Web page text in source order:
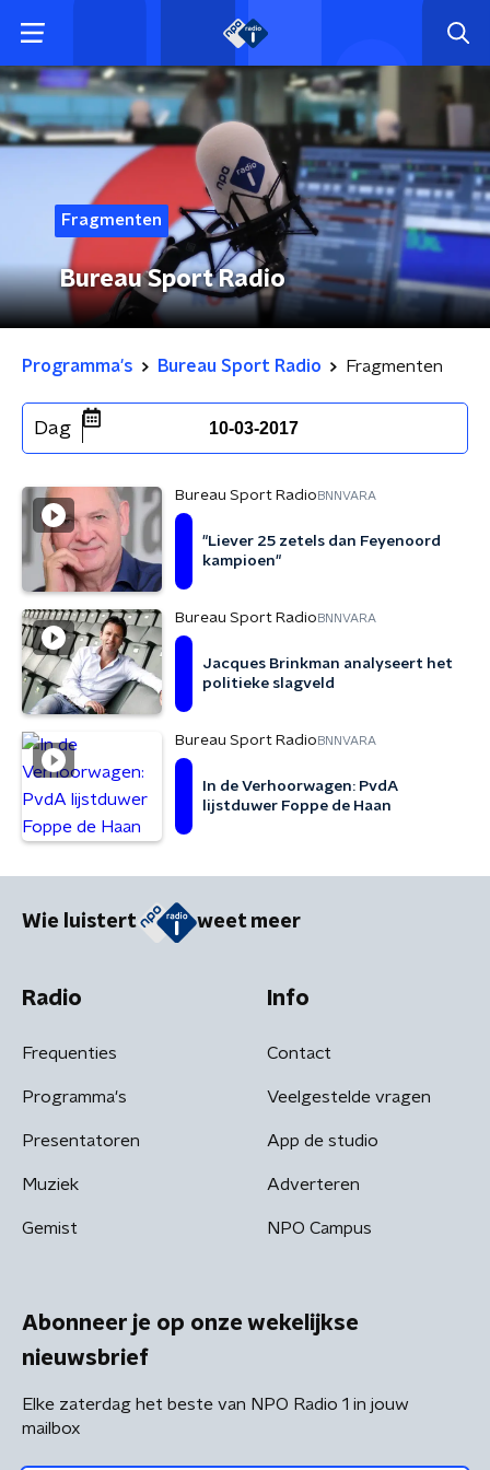
Fragmenten
Bureau Sport Radio
Programma's Bureau Sport Radio Fragmenten
Dag 10-03-2017
Bureau Sport Radio BNNVARA
"Liever 25 zetels dan Feyenoord
kampioen"
Bureau Sport Radio BNNVARA
Jacques Brinkman analyseert het
politieke slagveld
Bureau Sport Radio BNNVARA
In de Verhoorwagen: PvdA
lijstduwer Foppe de Haan
Wie luistert weet meer
Radio
Frequenties
Programma's
Presentatoren
Muziek
Gemist
Info
Contact
Veelgestelde vragen
App de studio
Adverteren
NPO Campus
Abonneer je op onze wekelijkse
nieuwsbrief
Elke zaterdag het beste van NPO Radio 1 in jouw
mailbox